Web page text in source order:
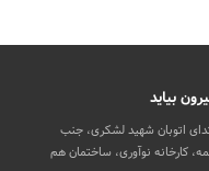
بیاید
اتوبان شهید لشکری، جنب
کارخانه نوآوری، ساختمان هم